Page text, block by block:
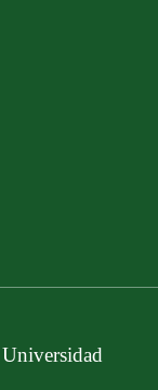
Universidad